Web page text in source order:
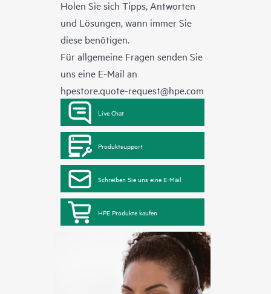
Holen Sie sich Tipps, Antworten
und Lösungen, wann immer Sie
diese benötigen.
Für allgemeine Fragen senden Sie
uns eine E-Mail an
hpestore.quote-request@hpe.com
Live Chat
Produktsupport
Schreiben Sie uns eine E-Mail
HPE Produkte kaufen